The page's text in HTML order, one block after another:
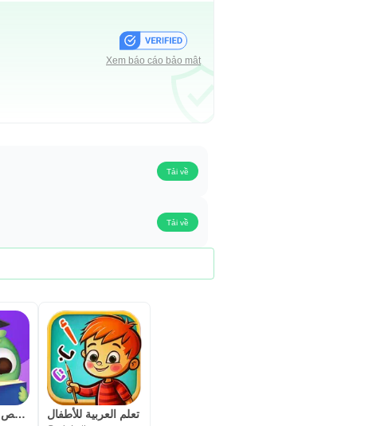
Xem báo cáo bảo mật
Tải về
Tải về
مدرسة عصافير: قصص ودروس عربية تعلم العربية للأطفال